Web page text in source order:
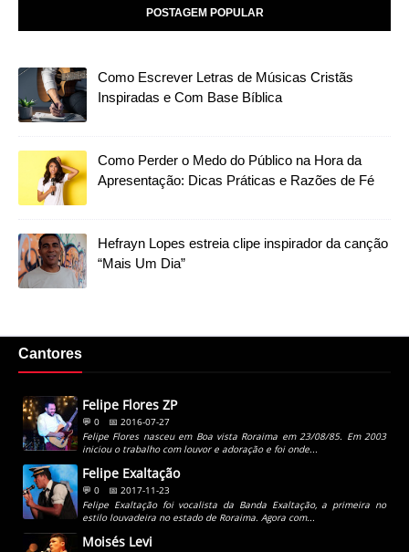
POSTAGEM POPULAR
Como Escrever Letras de Músicas Cristãs
Inspiradas e Com Base Bíblica
Como Perder o Medo do Público na Hora da
Apresentação: Dicas Práticas e Razões de Fé
Hefrayn Lopes estreia clipe inspirador da canção
“Mais Um Dia”
Cantores
Felipe Flores ZP
💬 0
📅 2016-07-27
Felipe Flores nasceu em Boa vista Roraima em 23/08/85. Em 2003
iniciou o trabalho com louvor e adoração e foi onde...
Felipe Exaltação
💬 0
📅 2017-11-23
Felipe Exaltação foi vocalista da Banda Exaltação, a primeira no
estilo louvadeira no estado de Roraima. Agora com...
Moisés Levi